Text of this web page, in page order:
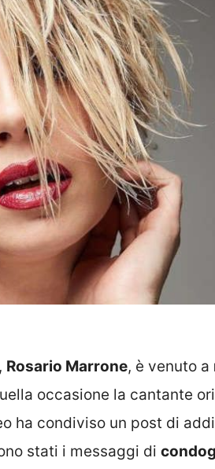
Rosario Marrone, è venuto a
occasione la cantante
ha condiviso un post di
stati i messaggi di